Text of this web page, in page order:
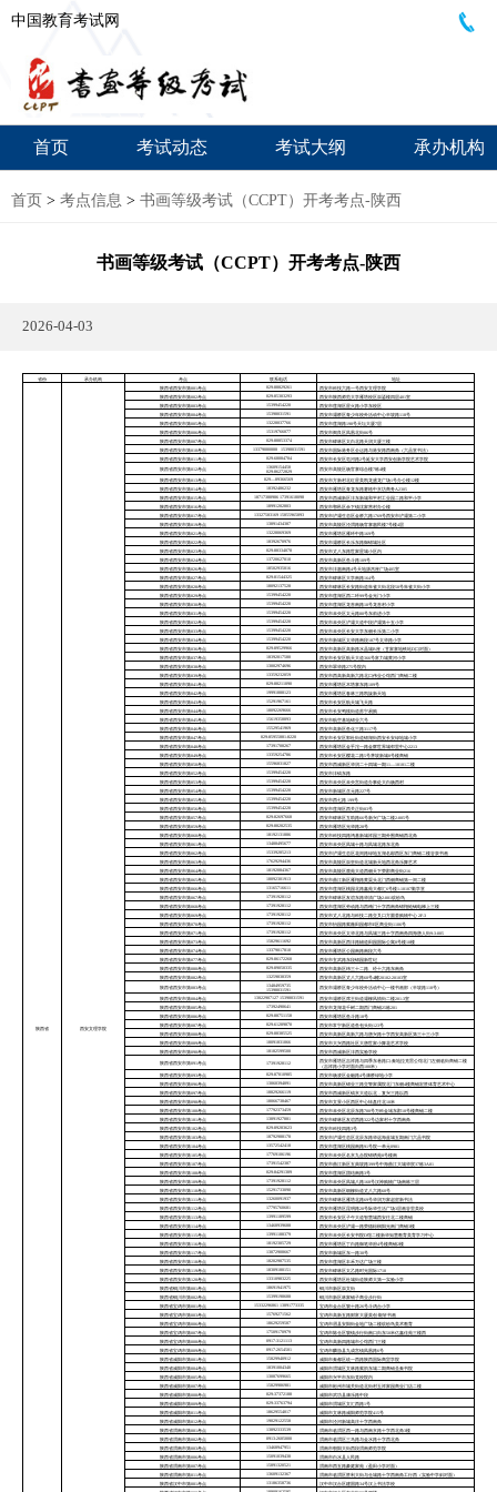
中国教育考试网
首页 考试动态 考试大纲 承办机构
首页 > 考点信息 > 书画等级考试（CCPT）开考考点-陕西
书画等级考试（CCPT）开考考点-陕西
2026-04-03
省份 承办机构 考点 联系电话 地址
陕西省 西安文理学院
陕西省西安市第001考点 029-88829261
西安市科技六路一号西安文理学院
陕西省西安市第002考点
029-85303293
西安市陕西师范大学雁塔校区崇鋈楼四层401室
陕西省西安市第003考点
15399454220
西安市莲湖区星火路小学东校区
陕西省西安市第004考点
15398031591
西安市灞桥区青少年校外活动中心半坡路118号
陕西省西安市第005考点
13228037766
西安市莲湖路198号天坛大厦7层
陕西省西安市第006考点
15319766077
西安市阎良区凤凰北街86号
陕西省西安市第007考点
029-88853374
西安市碑林区太白北路天润大厦三楼
陕西省西安市第010考点
13379080888 15398031591
西安市国际港务区全运路与港安路西南角（六品堂书法）
陕西省西安市第011考点
029-68084704 西安市长安区皂河路2号延安大学西安创新学院艺术学院
陕西省西安市第012考点
13609154458
029-86272829
西安市高陵区杨官寨综合楼7栋4楼
陕西省西安市第013考点 029—89366569
西安市方新村北红星美凯龙盛龙广场1号办公楼12楼
陕西省西安市第014考点
18392486232
西安市雁塔区青龙东路赛格中京坊商务A2305
陕西省西安市第015考点
18717388986 17391618098
西安市西咸新区沣东新城和平村工业园二路和平小学
陕西省西安市第016考点
18991202803
西安市鄠邑区余下镇沈家营村办公楼
陕西省西安市第017考点
13327583169 15855965893
西安市浐灞生态区金桥六路1769号西安市浐灞第二小学
陕西省西安市第019考点
13891434387
西安市高陵区泾渭路杨官寨惠民楼7号楼4层
陕西省西安市第021考点
13228069369
西安市雁塔区雁环中路169号
陕西省西安市第022考点
18392670976
西安市灞桥区长乐东路御锦城社区
陕西省西安市第023考点
029-88334078
西安市丈八东路世家星城小区内
陕西省西安市第024考点
13720627010
西安市高新区鱼斗路109号
陕西省西安市第026考点
18502935016
西安市沣惠南路4号天地源杰座广场405室
陕西省西安市第027考点
029-81544325
西安市碑林区大学南路164号
陕西省西安市第028考点
18092137528
西安市碑林区长安路街道朱雀大街北段58号朱雀大街小学
陕西省西安市第029考点
15399454220
西安市莲湖区西二环99号金光门小学
陕西省西安市第030考点
15399454220
西安市莲湖区龙首南路10号龙首村小学
陕西省西安市第031考点
15399454220
西安市未央区太元路80号东前进小学
陕西省西安市第032考点
15399454220
西安市未央区浐灞大道中段浐灞第十五小学
陕西省西安市第033考点
15399454220
西安市未央区长安大学东侧长乐第二小学
陕西省西安市第034考点
15399454220
西安市新城区太华路南段187号太华路小学
陕西省西安市第036考点
029-89529966
西安市高新区高新路水晶城B座（甘家寨地铁站D口对面）
陕西省西安市第037考点
18392017580
西安市长安区航天大道366号富力城黄河小学
陕西省西安市第038考点
13002974696
西安市翠华路275号院内
陕西省西安市第039考点
13359232059
西安市西高新高新六路北口伟业公馆西门商铺二楼
陕西省西安市第041考点
029-88211090
西安市雁塔区木塔寨东路109号
陕西省西安市第042考点
19991888123
西安市雁塔区春林三路凯旋新天地
陕西省西安市第043考点
15291967161
西安市长安区航天城飞天路
陕西省西安市第044考点
18092269666
西安市长安鸣犊街道苏宁易购
陕西省西安市第045考点
15619358893
西安市航空基地锦业六号
陕西省西安市第046考点
15529541969
西安市高新区鱼化三路3117号
陕西省西安市第047考点
029-85955881-8220
西安市长安区郭杜街道锦湖街西安长安绿地城小学
陕西省西安市第048考点
17391708267
西安市雁塔区金乎沱一路金辉世界城邻里中心2213
陕西省西安市第049考点
13359254786
西安市长安区樱花二路5号茅坡新城8号楼商铺
陕西省西安市第050考点
15596831827
西安市西咸新区华润二十四城一期11—10101二楼
陕西省西安市第052考点
15399454220
西安市沣镐东路
陕西省西安市第053考点
15399454220
西安市未央区未央宫街道办事处大白杨西村
陕西省西安市第054考点
15399454220
西安市新城区含元路227号
陕西省西安市第055考点
15399454220
西安市西七路 199号
陕西省西安市第056考点
15399454220
西安市莲湖区西关正街83号
陕西省西安市第057考点
029-82697668
西安市碑林区互助路66号新兴广场二楼2-005号
陕西省西安市第059考点
029-88202535
西安市雁塔区光华路28号
陕西省西安市第060考点
18192131886
西安市科技四路鸿基新城祥园三期外围商铺西北角
陕西省西安市第061考点
13488495677
西安市未央区凤城十路与凤城北路东北角
陕西省西安市第062考点
15339285213
西安市浐灞生态区花间路绿地五湖名邸西区东门商铺二楼谷泉书画
陕西省西安市第063考点
17629294436
西安市高陵区崇皇街道北城新天地西北角乐舞艺术
陕西省西安市第064考点
18192084367
西安市高陵区鹿苑大道西侧天下荣郡商业街216
陕西省西安市第065考点
18092301913
西安市曲江新区雁翔路黄渠头北门西侧商铺第一间二楼
陕西省西安市第066考点
13165716611
西安市莲湖区桃园北路鑫苑大都汇6号楼1-10107勤学堂
陕西省西安市第067考点
17391928112
西安市碑林区友谊东路华清广场2-001缤纷鸟
陕西省西安市第068考点
17391928112
西安市莲湖区劳动路与西稍门十字西南角锦翔炝锅电梯上三楼
陕西省西安市第069考点
17391928112
西安市丈八北路与科技二路交叉口方圆荟购物中心 2F-3
陕西省西安市第070考点
17391928112
西安市怡园路紫薇田园都市E区商业街1106号
陕西省西安市第071考点
17391928112
西安市未央区太华北路与凤城三路十字西南角四海唐人街9-3-005
陕西省西安市第073考点
15829611692
西安市高新区西沣路辅道田园国际公寓8号楼10楼
陕西省西安市第074考点
13379017810
西安市雁塔区公园南路南段六号
陕西省西安市第077考点
029-86172260
西安市玄武路东段锦园新世纪
陕西省西安市第080考点
029-89050335
西安市高新区纬三十二路、经十六路东南角
陕西省西安市第082考点
13259838359 西安市高新区丈八六路60号4幢20102-20103室
陕西省西安市第083考点
13484959735
15398031591
西安市灞桥区青少年校外活动中心一楼书画部（半坡路118号）
陕西省西安市第084考点 13022907127 15398031591
西安市灞桥区席王街道灞柳风情街二楼201-3室
陕西省西安市第085考点
17392490641
西安市龙湖花千树二期西门商铺25栋201
陕西省西安市第086考点
029-88751158
西安市雁塔区鱼斗路18号
陕西省西安市第087考点
029-61289870
西安市常宁新区道鱼包头街123号
陕西省西安市第088考点
029-88385525
西安市高新区高新六路与唐兴路十字西安高新区第三十三小学
陕西省西安市第089考点
18091831066
西安市大兴西路社区大唐世家小舞花艺术学校
陕西省西安市第090考点
18182599500 西安市西咸新区沣西实验学校
陕西省西安市第091考点 17391928112
西安市雁塔区吉祥路与四季东巷路口-秦地拉克雷公馆北门左侧临街商铺二楼
（吉祥路小学对面向西100米）
陕西省西安市第093考点
029-87010985
西安市杨凌区金融路4号康桥绿地小学
陕西省西安市第096考点
13060394891
西安市高新区锦业三路交警家属院北门东侧4楼商铺宏胜体育艺术中心
陕西省西安市第097考点
18829266119
西安市西咸新区镐京大道以北，复兴三路以西
陕西省西安市第098考点
18066738467
西安市文景小区西区中心转盘往北10米
陕西省西安市第100考点
17792373459
西安市未央区北辰东路700号万科金域东郡10号楼商铺二楼
陕西省西安市第101考点
13891927881
西安市碑林区友谊西路322号边家村十字西南角
陕西省西安市第102考点
029-89283623
西安市科技四路3号
陕西省西安市第103考点
18792988178
西安市浐灞生态区北辰东路华远海蓝城五期南门六品书院
陕西省西安市第104考点
13572542418
西安市莲湖区桃园南路91号院一单元0901
陕西省西安市第105考点
17769106196
西安市未央区名京九合院锦绣苑8号楼南
陕西省西安市第107考点
17391542387
西安市曲江新区五典坡路399号中海曲江大城华宸37栋3A01
陕西省西安市第108考点
029-84291389
西安市莲湖区团结南路3号
陕西省西安市第109考点
17391928112
西安市未央区凤城八路168号汉神购物广场南栋三层
陕西省西安市第110考点
15291733090
西安市高新区细柳街道丈八六路60号
陕西省西安市第111考点
13260091937
西安市碑林区雁塔北路69号华润万家赵贺新书法
陕西省西安市第112考点
17795760681
西安市雁塔区昆明路20号际华生活广场3层画谷里美校
陕西省西安市第113考点
13991189599
西安市长安区子午大道智慧城西安往北二楼商铺
陕西省西安市第114考点
13468939688
西安市未央区浐灞一路荣德棕榈阳光南门商铺3楼
陕西省西安市第115考点
13991188379
西安市未央区长安书院D馆二楼新华知慧教育美育学习中心
陕西省西安市第116考点
18192305729
西安市雁塔区丁白路御笔华府4号楼商铺2楼
陕西省西安市第117考点
13072908667
西安市新城区东一路30号
陕西省西安市第118考点
18202987535
西安市莲湖区丰禾万达广场三楼
陕西省西安市第119考点
18309180151
西安市碑林区太乙路时光国际1710
陕西省西安市第120考点
13310983225
西安市雁塔区杜城街道陕师大第一实验小学
陕西省铜川市第001考点
18691941975
铜川市新区崇文街
陕西省铜川市第002考点
15399198688
铜川市新区林家铺子商业步行街
陕西省宝鸡市第001考点
15332296861 13891773335
宝鸡市金台区虢十路26号斗鸡台小学
陕西省宝鸡市第003考点
15769271562
宝鸡市高新五路财富大厦英创·毅轩书画
陕西省宝鸡市第006考点
18629259587
宝鸡市眉县安阳街金地广场二楼缤纷鸟美术教育
陕西省宝鸡市第007考点
17509170979
宝鸡市陈仓区虢镇步行街南口向东50米亿鑫佳苑三楼西
陕西省宝鸡市第008考点
0917-3121113
宝鸡市高新四路城市公馆西门三楼
陕西省宝鸡市第009考点
0917-2654501
宝鸡市麟游县九成宫镇凤凰路6号
陕西省咸阳市第001考点
15829940912
咸阳市秦都区统一西路陕西国际商贸学院
陕西省咸阳市第004考点
18391004340
咸阳市渭城区文林路紫韵东城二期商铺圣秦书院
陕西省咸阳市第005考点
13087699665
咸阳市兴平市东街党校院内
陕西省咸阳市第007考点
15829986981
咸阳市彬州市城关街道北街村玉祥家园商业门店二楼
陕西省咸阳市第008考点
029-37372188
咸阳市武功县康乐路中段
陕西省咸阳市第009考点
029-33763794
咸阳市渭城区文汇西路1号
陕西省咸阳市第011考点
18629554017
咸阳市文林路咸阳师范学院415号
陕西省咸阳市第012考点
19029122558
咸阳市泾河新城高庄十字西南角
陕西省渭南市第001考点
13892333539
渭南市临渭区西一路与西南京路十字西北角3楼
陕西省渭南市第002考点
0913-2605000
渭南市临渭区三马路与金水路十字西北角
陕西省渭南市第003考点
13468947951
渭南市朝阳大街西段渭南师范学院
陕西省渭南市第006考点
15091039438
渭南市白水县人民路
陕西省渭南市第007考点
15891320521
渭南市西五路豪庭家苑（盈田小学对面）
陕西省渭南市第011考点
13609132367
渭南市临渭区胜利大街与仓城路十字西南角工行西（实验中学斜对面）
陕西省汉中市第001考点
13186358736
汉中市汉台区建国路34号汉上书法学校